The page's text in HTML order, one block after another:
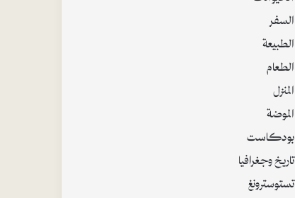
السفر
الطبيعة
الطعام
المنزل
الموضة
بودكاست
تاريخ وجغرافيا
تستوسترونغ